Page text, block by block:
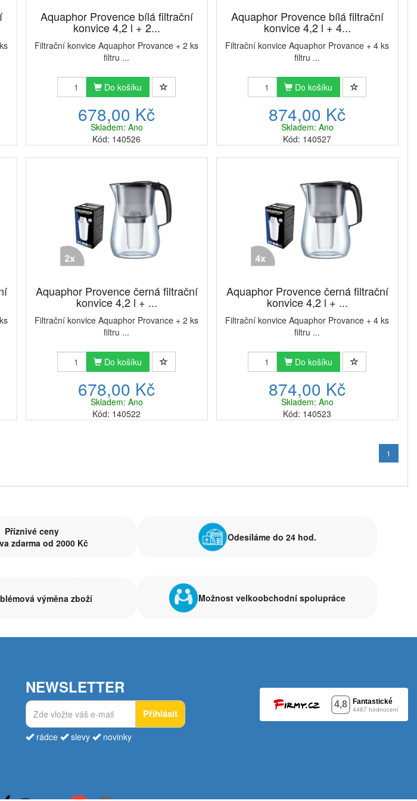
Aquaphor Provence bílá filtrační
konvice 4,2 l + 2...
Filtrační konvice Aquaphor Provance + 2 ks
filtru ...
Do košíku
678,00 Kč
Skladem: Ano
Kód: 140526
Aquaphor Provence bílá filtrační
konvice 4,2 l + 4...
Filtrační konvice Aquaphor Provance + 4 ks
filtru ...
Do košíku
874,00 Kč
Skladem: Ano
Kód: 140527
Aquaphor Provence černá filtrační
konvice 4,2 l + ...
Filtrační konvice Aquaphor Provance + 2 ks
filtru ...
Do košíku
678,00 Kč
Skladem: Ano
Kód: 140522
Aquaphor Provence černá filtrační
konvice 4,2 l + ...
Filtrační konvice Aquaphor Provance + 4 ks
filtru ...
Do košíku
874,00 Kč
Skladem: Ano
Kód: 140523
1
Příznivé ceny
zdarma od 2000 Kč
Odesíláme do 24 hod.
výměna zboží Možnost velkoobchodní spolupráce
NEWSLETTER
Přihlásit
rádce slevy novinky